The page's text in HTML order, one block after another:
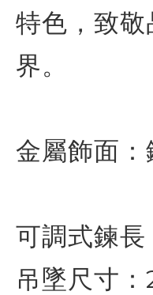
特色，致
界。
金屬飾面：
可調式鍊
吊墜尺寸